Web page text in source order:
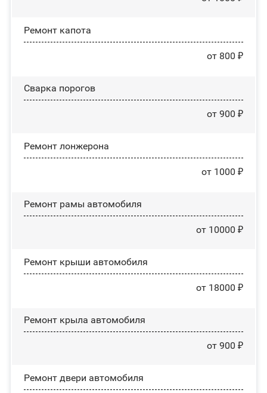
Ремонт капота
от 800 ₽
Сварка порогов
от 900 ₽
Ремонт лонжерона
от 1000 ₽
Ремонт рамы автомобиля
от 10000 ₽
Ремонт крыши автомобиля
от 18000 ₽
Ремонт крыла автомобиля
от 900 ₽
Ремонт двери автомобиля